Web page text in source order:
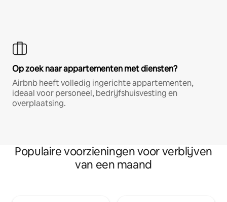
Op zoek naar appartementen met diensten?
Airbnb heeft volledig ingerichte appartementen,
ideaal voor personeel, bedrijfshuisvesting en
overplaatsing.
Populaire voorzieningen voor verblijven
van een maand